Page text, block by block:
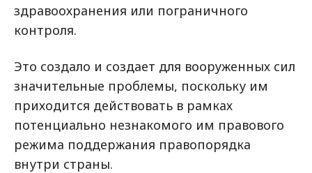
здравоохранения или пограничного
контроля.
Это создало и создает для вооруженных сил
значительные проблемы, поскольку им
приходится действовать в рамках
потенциально незнакомого им правового
режима поддержания правопорядка
внутри страны.